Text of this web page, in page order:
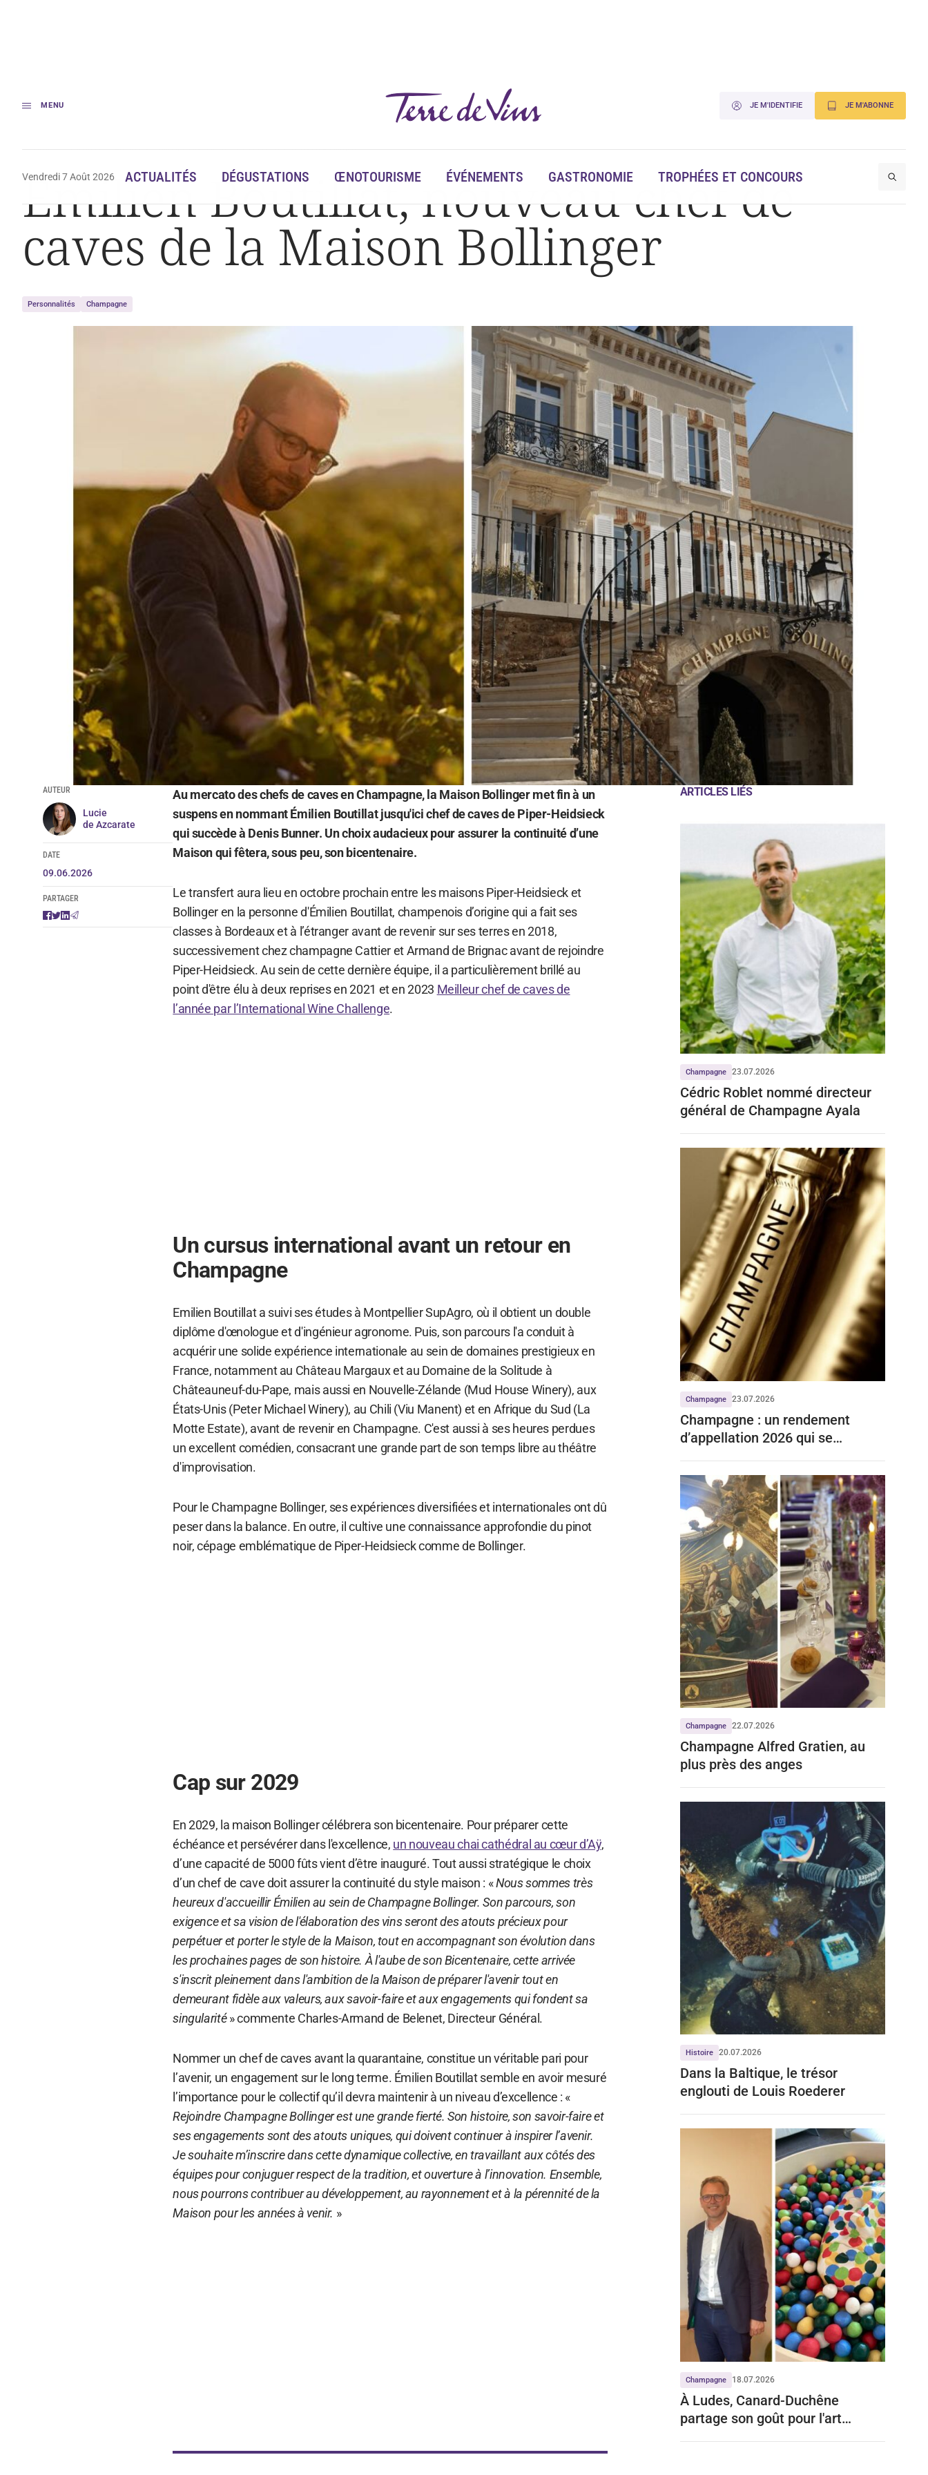
MENU JE M'IDENTIFIE JE M'ABONNE
Vendredi 7 Août 2026 ACTUALITÉS DÉGUSTATIONS ŒNOTOURISME ÉVÉNEMENTS GASTRONOMIE TROPHÉES ET CONCOURS
Accueil Actualités Émilien Boutillat, nouveau chef de caves de la Maison Bollinger
Émilien Boutillat, nouveau chef de
caves de la Maison Bollinger
Personnalités Champagne
AUTEUR
Lucie
de Azcarate
DATE
09.06.2026
PARTAGER
Au mercato des chefs de caves en Champagne, la Maison Bollinger met fin à un
suspens en nommant Émilien Boutillat jusqu'ici chef de caves de Piper-Heidsieck
qui succède à Denis Bunner. Un choix audacieux pour assurer la continuité d’une
Maison qui fêtera, sous peu, son bicentenaire.
Le transfert aura lieu en octobre prochain entre les maisons Piper-Heidsieck et
Bollinger en la personne d'Émilien Boutillat, champenois d’origine qui a fait ses
classes à Bordeaux et à l’étranger avant de revenir sur ses terres en 2018,
successivement chez champagne Cattier et Armand de Brignac avant de rejoindre
Piper-Heidsieck. Au sein de cette dernière équipe, il a particulièrement brillé au
point d'être élu à deux reprises en 2021 et en 2023 Meilleur chef de caves de
l’année par l’International Wine Challenge.
Un cursus international avant un retour en
Champagne
Emilien Boutillat a suivi ses études à Montpellier SupAgro, où il obtient un double
diplôme d'œnologue et d'ingénieur agronome. Puis, son parcours l'a conduit à
acquérir une solide expérience internationale au sein de domaines prestigieux en
France, notamment au Château Margaux et au Domaine de la Solitude à
Châteauneuf-du-Pape, mais aussi en Nouvelle-Zélande (Mud House Winery), aux
États-Unis (Peter Michael Winery), au Chili (Viu Manent) et en Afrique du Sud (La
Motte Estate), avant de revenir en Champagne. C'est aussi à ses heures perdues
un excellent comédien, consacrant une grande part de son temps libre au théâtre
d'improvisation.
Pour le Champagne Bollinger, ses expériences diversifiées et internationales ont dû
peser dans la balance. En outre, il cultive une connaissance approfondie du pinot
noir, cépage emblématique de Piper-Heidsieck comme de Bollinger.
Cap sur 2029
En 2029, la maison Bollinger célébrera son bicentenaire. Pour préparer cette
échéance et persévérer dans l'excellence, un nouveau chai cathédral au cœur d’Aÿ,
d’une capacité de 5000 fûts vient d’être inauguré. Tout aussi stratégique le choix
d’un chef de cave doit assurer la continuité du style maison : «Nous sommes très
heureux d'accueillir Émilien au sein de Champagne Bollinger. Son parcours, son
exigence et sa vision de l'élaboration des vins seront des atouts précieux pour
perpétuer et porter le style de la Maison, tout en accompagnant son évolution dans
les prochaines pages de son histoire. À l'aube de son Bicentenaire, cette arrivée
s'inscrit pleinement dans l'ambition de la Maison de préparer l'avenir tout en
demeurant fidèle aux valeurs, aux savoir-faire et aux engagements qui fondent sa
singularité» commente Charles-Armand de Belenet, Directeur Général.
Nommer un chef de caves avant la quarantaine, constitue un véritable pari pour
l’avenir, un engagement sur le long terme. Émilien Boutillat semble en avoir mesuré
l’importance pour le collectif qu’il devra maintenir à un niveau d’excellence : «
Rejoindre Champagne Bollinger est une grande fierté. Son histoire, son savoir-faire et
ses engagements sont des atouts uniques, qui doivent continuer à inspirer l’avenir.
Je souhaite m’inscrire dans cette dynamique collective, en travaillant aux côtés des
équipes pour conjuguer respect de la tradition, et ouverture à l’innovation. Ensemble,
nous pourrons contribuer au développement, au rayonnement et à la pérennité de la
Maison pour les années à venir. »
ARTICLES LIÉS
Champagne 23.07.2026
Cédric Roblet nommé directeur
général de Champagne Ayala
Champagne 23.07.2026
Champagne : un rendement
d’appellation 2026 qui se
Champagne 22.07.2026
Champagne Alfred Gratien, au
plus près des anges
Histoire 20.07.2026
Dans la Baltique, le trésor
englouti de Louis Roederer
Champagne 18.07.2026
À Ludes, Canard-Duchêne
partage son goût pour l'art